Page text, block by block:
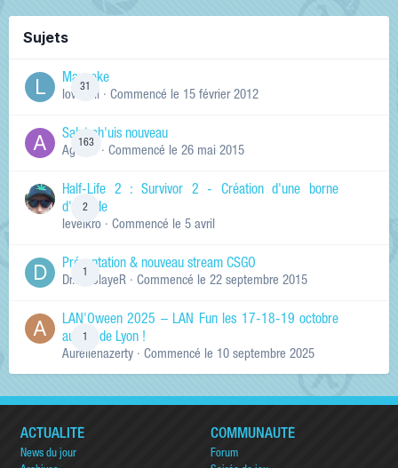
Sujets
31
Manneke
lowskill · Commencé le 15 février 2012
163
Salut ch'uis nouveau
Ag0Nie · Commencé le 26 mai 2015
2
Half-Life 2 : Survivor 2 - Création d'une borne
d'arcade
levelkro · Commencé le 5 avril
Présentation & nouveau stream CSGO
Dr.KinSlayeR · Commencé le 22 septembre 2015
LAN'Oween 2025 – LAN Fun les 17-18-19 octobre
au sud de Lyon !
Aurelienazerty · Commencé le 10 septembre 2025
ACTUALITÉ
News du jour
COMMUNAUTÉ
Forum